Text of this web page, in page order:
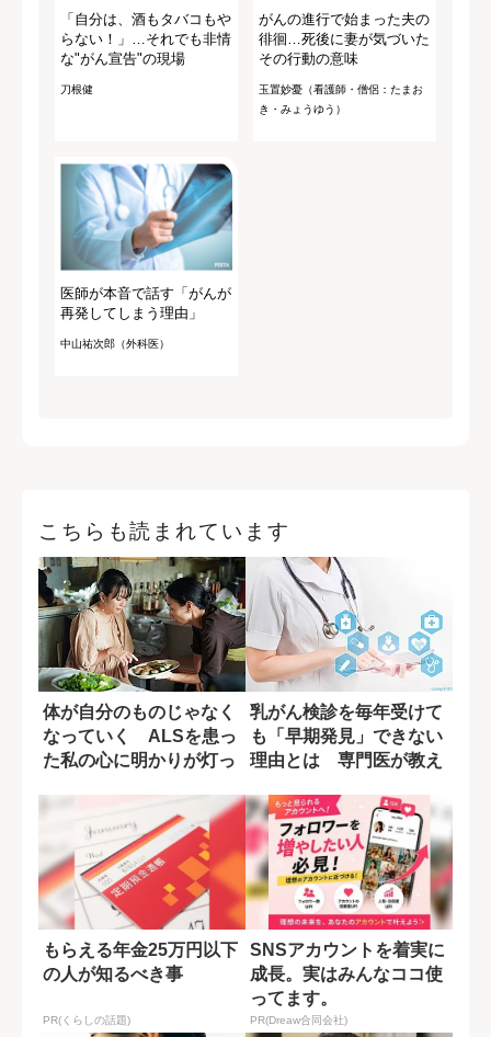
「自分は、酒もタバコもや
らない！」…それでも非情
な"がん宣告"の現場
刀根健
がんの進行で始まった夫の
徘徊…死後に妻が気づいた
その行動の意味
玉置妙憂（看護師・僧侶：たまお
き・みょうゆう）
医師が本音で話す「がんが
再発してしまう理由」
中山祐次郎（外科医）
こちらも読まれています
体が自分のものじゃなく
なっていく ALSを患っ
た私の心に明かりが灯っ
乳がん検診を毎年受けて
も「早期発見」できない
理由とは 専門医が教え
もらえる年金25万円以下
の人が知るべき事
PR(くらしの話題)
SNSアカウントを着実に
成長。実はみんなココ使
ってます。
PR(Dreaw合同会社)